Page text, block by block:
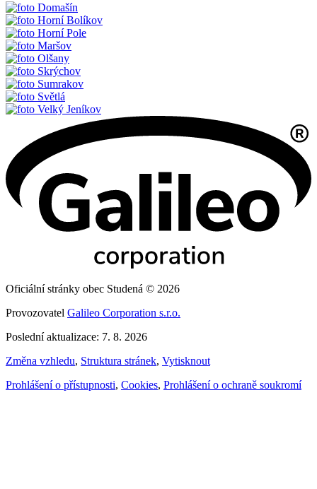
Domašín
Horní Bolíkov
Horní Pole
Maršov
Olšany
Skrýchov
Sumrakov
Světlá
Velký Jeníkov
Oficiální stránky obec Studená © 2026
Provozovatel Galileo Corporation s.r.o.
Poslední aktualizace: 7. 8. 2026
Změna vzhledu, Struktura stránek, Vytisknout
Prohlášení o přístupnosti, Cookies, Prohlášení o ochraně soukromí